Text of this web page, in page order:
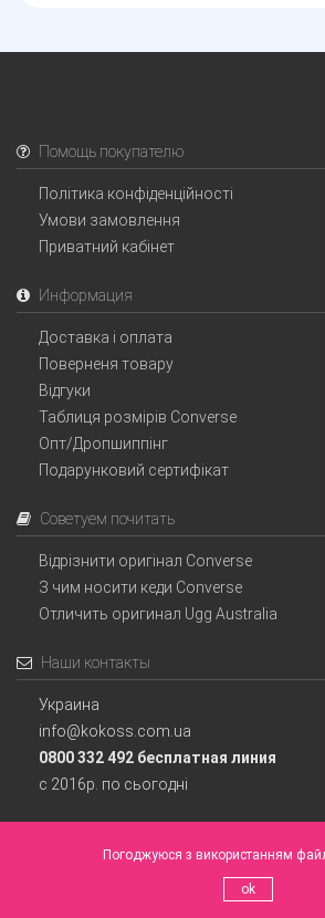
Помощь покупателю
Політика конфіденційності
Умови замовлення
Приватний кабінет
Информация
Доставка і оплата
Поверненя товару
Відгуки
Таблиця розмірів Converse
Опт/Дропшиппінг
Подарунковий сертифікат
Советуем почитать
Відрізнити оригінал Converse
З чим носити кеди Converse
Отличить оригинал Ugg Australia
Наши контакты
Украина
info@kokoss.com.ua
0800 332 492 бесплатная линия
с 2016р. по сьогодні
Інтернет магазин Converse Україна.
Погоджуюся з використанням
ok